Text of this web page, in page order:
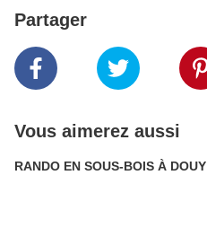
Partager
Vous aimerez aussi
RANDO EN SOUS-BOIS À DOUY